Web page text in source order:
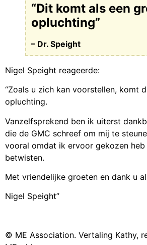
“Dit komt als een
opluchting”
– Dr. Speight
Nigel Speight reageerde:
“Zoals u zich kan voorstellen, komt
opluchting.
Vanzelfsprekend ben ik uiterst
die de GMC schreef om mij te
vooral omdat ik ervoor gekozen
betwisten.
Met vriendelijke groeten en dank u
Nigel Speight”
© ME Association. Vertaling Kathy,